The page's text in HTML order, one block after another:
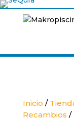
Inicio /
Recambios /